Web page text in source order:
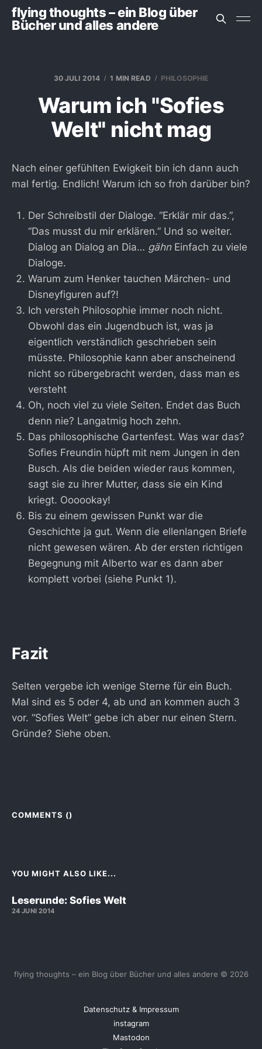
flying thoughts – ein Blog über
Bücher und alles andere
30 JULI 2014 1 MIN READ PHILOSOPHIE
Warum ich "Sofies
Welt" nicht mag
Nach einer gefühlten Ewigkeit bin ich dann auch
mal fertig. Endlich! Warum ich so froh darüber bin?
Der Schreibstil der Dialoge. “Erklär mir das.”,
“Das musst du mir erklären.” Und so weiter.
Dialog an Dialog an Dia… gähnEinfach zu viele
Dialoge.
Warum zum Henker tauchen Märchen- und
Disneyfiguren auf?!
Ich versteh Philosophie immer noch nicht.
Obwohl das ein Jugendbuch ist, was ja
eigentlich verständlich geschrieben sein
müsste. Philosophie kann aber anscheinend
nicht so rübergebracht werden, dass man es
versteht
Oh, noch viel zu viele Seiten. Endet das Buch
denn nie? Langatmig hoch zehn.
Das philosophische Gartenfest. Was war das?
Sofies Freundin hüpft mit nem Jungen in den
Busch. Als die beiden wieder raus kommen,
sagt sie zu ihrer Mutter, dass sie ein Kind
kriegt. Oooookay!
Bis zu einem gewissen Punkt war die
Geschichte ja gut. Wenn die ellenlangen Briefe
nicht gewesen wären. Ab der ersten richtigen
Begegnung mit Alberto war es dann aber
komplett vorbei (siehe Punkt 1).
Fazit
Selten vergebe ich wenige Sterne für ein Buch.
Mal sind es 5 oder 4, ab und an kommen auch 3
vor. “Sofies Welt” gebe ich aber nur einen Stern.
Gründe? Siehe oben.
COMMENTS ()
YOU MIGHT ALSO LIKE...
Leserunde: Sofies Welt
24 JUNI 2014
flying thoughts – ein Blog über Bücher und alles andere © 2026
Datenschutz & Impressum
instagram
Mastodon